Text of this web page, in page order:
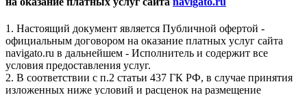
1. Настоящий документ является Публичной офертой -
официальным договором на оказание платных услуг сайта
navigato.ru в дальнейшем - Исполнитель и содержит все
условия предоставления услуг.
2. В соответствии с п.2 статьи 437 ГК РФ, в случае принятия
изложенных ниже условий и расценок на размещение